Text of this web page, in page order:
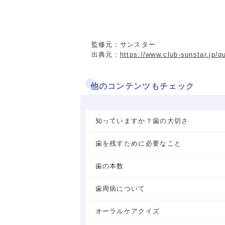
監修元：サンスター
出典元： https://www.club-sunstar.jp/
他のコンテンツもチェック
知っていますか？歯の大切さ
歯を残すために必要なこと
歯の本数
歯周病について
オーラルケアクイズ